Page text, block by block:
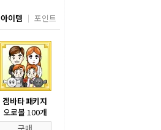
아이템 포인트
겜바타 패키지
오로볼 100개